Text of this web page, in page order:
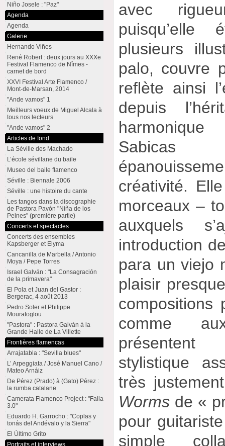
avec
puisqu’elle
plusieurs
palo, couvre
reflète ainsi
depuis
Sabicas
créativité.
morceaux –
auxquels
introduction
para un viejo
plaisir
compositions
comme
stylistique
très
Worms de «
pour
simple
Niño Josele : "Paz"
Agenda
Agenda
Galerie
Hernando Viñes
René Robert : deux jours au XXXe
Festival Flamenco de Nîmes -
carnet de bord
XXVI Festival Arte Flamenco /
Mont-de-Marsan, 2014
"Ande vamos" 1
Meilleurs voeux de Miguel Alcala à
tous nos lecteurs
"Ande vamos" 2
Articles de fond
La Séville des Machado
L’école sévillane du baile
Museo del baile flamenco
Séville : Biennale 2006
Séville : une histoire du cante
Les tangos dans la discographie
de Pastora Pavón "Niña de los
Peines" (première partie)
Concerts et spectacles
Concerts des ensembles
Kapsberger et Elyma
Cancanilla de Marbella / Antonio
Moya / Pepe Torres
Israel Galván : "La Consagración
de la primavera"
El Pola et Juan del Gastor :
Bergerac, 4 août 2013
Pedro Soler et Philippe
Mouratoglou
"Pastora" : Pastora Galván à la
Grande Halle de La Villette
Frontières flamencas
Arrajatabla : "Sevilla blues"
L’ Arpeggiata / José Manuel Cano /
Mateo Arnáiz
De Pérez (Prado) à (Gato) Pérez :
la rumba catalane
Camerata Flamenco Project : "Falla
3.0"
Eduardo H. Garrocho : "Coplas y
tonás del Andévalo y la Sierra"
El Último Grito
Portraits et interviews